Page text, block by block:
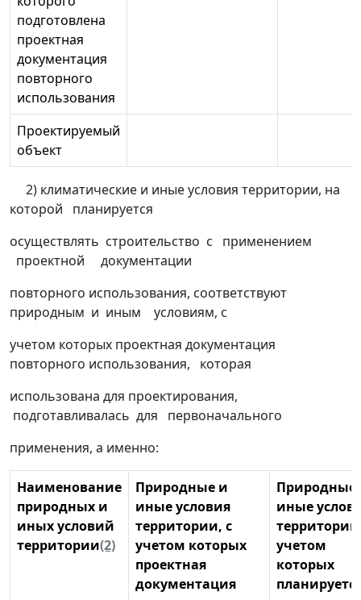
подготовлена
проектная
документация
повторного
использования
Проектируемый
объект
2) климатические и иные условия территории, на
которой планируется
осуществлять строительство с применением
проектной документации
повторного использования, соответствуют
природным и иным условиям, с
учетом которых проектная документация
повторного использования, которая
использована для проектирования,
подготавливалась для первоначального
применения, а именно:
Наименование
природных и
иных условий
территории(2)
Природные и
иные условия
территории, с
учетом которых
проектная
документация
Природные
иные
учетом
которых